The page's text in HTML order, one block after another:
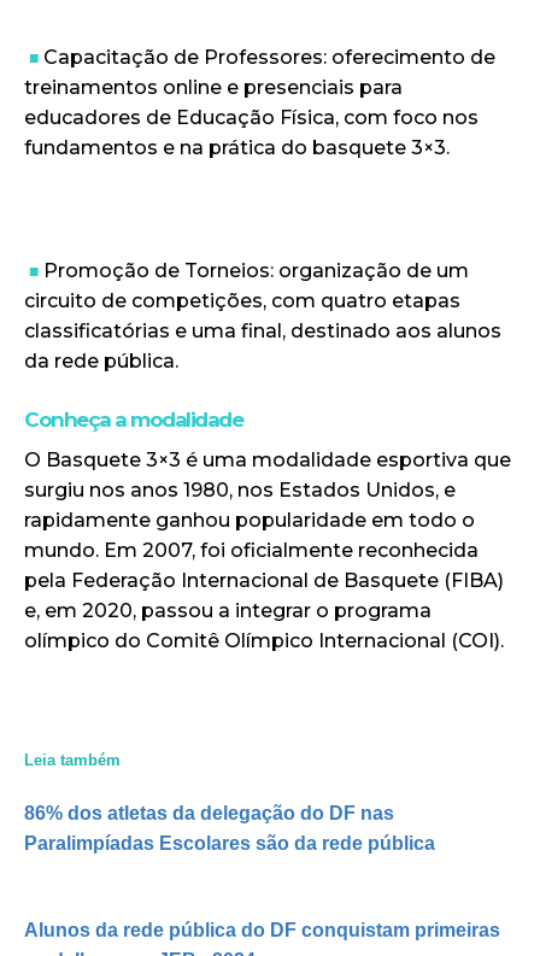
■ Capacitação de Professores: oferecimento de
treinamentos online e presenciais para
educadores de Educação Física, com foco nos
fundamentos e na prática do basquete 3×3.
■ Promoção de Torneios: organização de um
circuito de competições, com quatro etapas
classificatórias e uma final, destinado aos alunos
da rede pública.
Conheça a modalidade
O Basquete 3×3 é uma modalidade esportiva que
surgiu nos anos 1980, nos Estados Unidos, e
rapidamente ganhou popularidade em todo o
mundo. Em 2007, foi oficialmente reconhecida
pela Federação Internacional de Basquete (FIBA)
e, em 2020, passou a integrar o programa
olímpico do Comitê Olímpico Internacional (COI).
Leia também
86% dos atletas da delegação do DF nas
Paralimpíadas Escolares são da rede pública
Alunos da rede pública do DF conquistam primeiras